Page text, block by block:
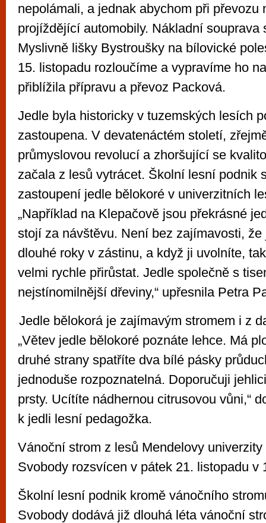
nepolámali, a jednak abychom při převozu
projíždějící automobily. Nákladní souprava
Myslivně lišky Bystroušky na bílovické
15. listopadu rozloučíme a vypravíme ho
přiblížila přípravu a převoz Packová.
Jedle byla historicky v tuzemských lesích
zastoupena. V devatenáctém století,
průmyslovou revolucí a zhoršující se
začala z lesů vytrácet. Školní lesní podnik
zastoupení jedle bělokoré v univerzitních
„Například na Klepačově jsou překrásné
stojí za návštěvu. Není bez zajímavosti,
dlouhé roky v zástinu, a když ji uvolníte,
velmi rychle přirůstat. Jedle společně s
nejstínomilnější dřeviny,“ upřesnila Petra
Jedle bělokorá je zajímavým stromem i z
„Větev jedle bělokoré poznáte lehce. Má
druhé strany spatříte dva bílé pásky
jednoduše rozpoznatelná. Doporučuji
prsty. Ucítíte nádhernou citrusovou vůni,“
k jedli lesní pedagožka.
Vánoční strom z lesů Mendelovy
Svobody rozsvícen v pátek 21. listopadu v
Školní lesní podnik kromě vánočního
Svobody dodává již dlouhá léta vánoční